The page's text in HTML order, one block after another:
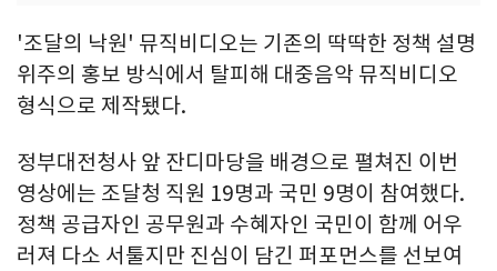
'조달의 낙원' 뮤직비디오는 기존의 딱딱한 정책 설명
위주의 홍보 방식에서 탈피해 대중음악 뮤직비디오
형식으로 제작됐다.
정부대전청사 앞 잔디마당을 배경으로 펼쳐진 이번
영상에는 조달청 직원 19명과 국민 9명이 참여했다.
정책 공급자인 공무원과 수혜자인 국민이 함께 어우
러져 다소 서툴지만 진심이 담긴 퍼포먼스를 선보여